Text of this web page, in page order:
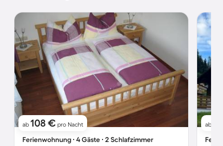
ab 108 € pro Nacht
Ferienwohnung ∙ 4 Gäste ∙ 2 Schlafzimmer
ab